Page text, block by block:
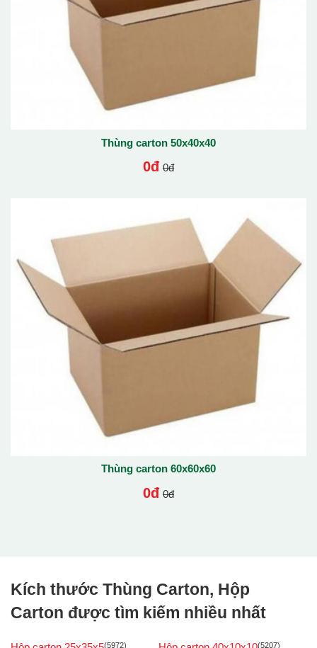
Thùng carton 50x40x40
0đ 0đ
Thùng carton 60x60x60
0đ 0đ
Kích thước Thùng Carton, Hộp
Carton được tìm kiếm nhiều nhất
(5972) (5207)